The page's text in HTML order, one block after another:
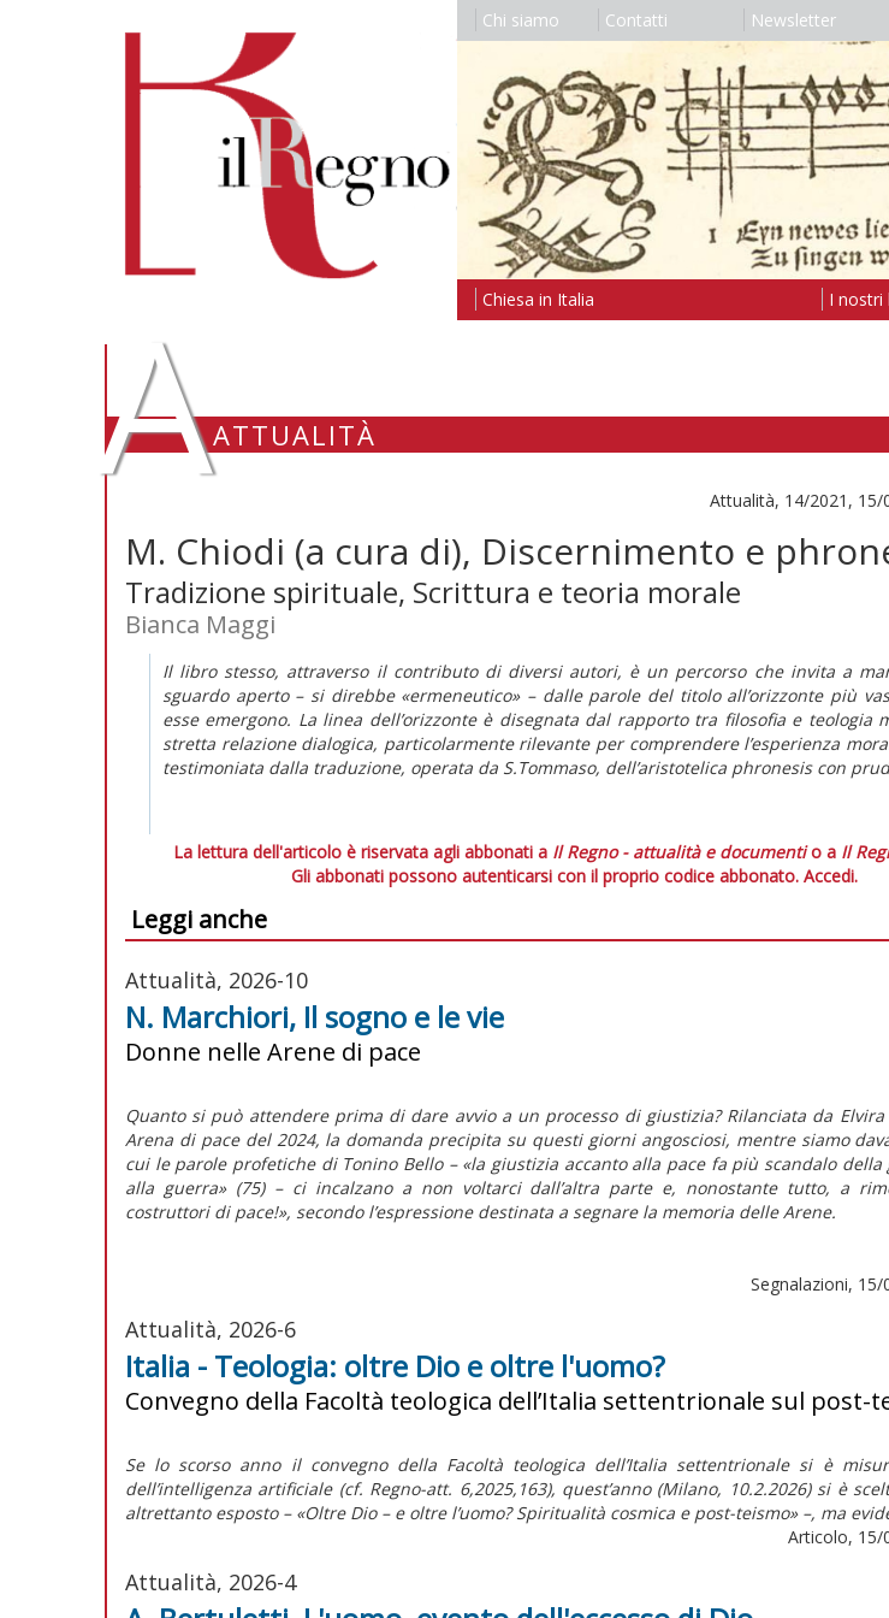
Chi siamo Contatti Newsletter
Chiesa in Italia I nostri
AATTUALITÀ
Attualità, 14/2021, 15/
M. Chiodi (a cura di), Discernimento e
Tradizione spirituale, Scrittura e teoria morale
Bianca Maggi
Il libro stesso, attraverso il contributo di diversi autori, è un percorso che invita a
sguardo aperto – si direbbe «ermeneutico» – dalle parole del titolo all’orizzonte più
esse emergono. La linea dell’orizzonte è disegnata dal rapporto tra filosofia e teologia
stretta relazione dialogica, particolarmente rilevante per comprendere l’esperienza
testimoniata dalla traduzione, operata da S.Tommaso, dell’aristotelica phronesiscon
La lettura dell'articolo è riservata agli abbonati a Il Regno - attualità e documentio a Il
Gli abbonati possono autenticarsi con il proprio codice abbonato. Accedi.
Leggi anche
Attualità, 2026-10
N. Marchiori, Il sogno e le vie
Donne nelle Arene di pace
Quanto si può attendere prima di dare avvio a un processo di giustizia? Rilanciata da Elvira
Arena di pace del 2024, la domanda precipita su questi giorni angosciosi, mentre siamo
cui le parole profetiche di Tonino Bello – «la giustizia accanto alla pace fa più scandalo della
alla guerra» (75) – ci incalzano a non voltarci dall’altra parte e, nonostante tutto, a
costruttori di pace!», secondo l’espressione destinata a segnare la memoria delle Arene.
Segnalazioni,
Attualità, 2026-6
Italia - Teologia: oltre Dio e oltre l'uomo?
Convegno della Facoltà teologica dell’Italia settentrionale sul post-
Se lo scorso anno il convegno della Facoltà teologica dell’Italia settentrionale si è
dell’intelligenza artificiale (cf. Regno-att. 6,2025,163), quest’anno (Milano, 10.2.2026) si è
altrettanto esposto – «Oltre Dio – e oltre l’uomo? Spiritualità cosmica e post-teismo» –, ma
Articolo, 15/
Attualità, 2026-4